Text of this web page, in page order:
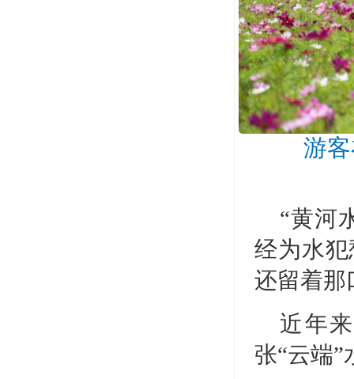
游客
“黄河
经为水
还留着那
近年
张“云端”